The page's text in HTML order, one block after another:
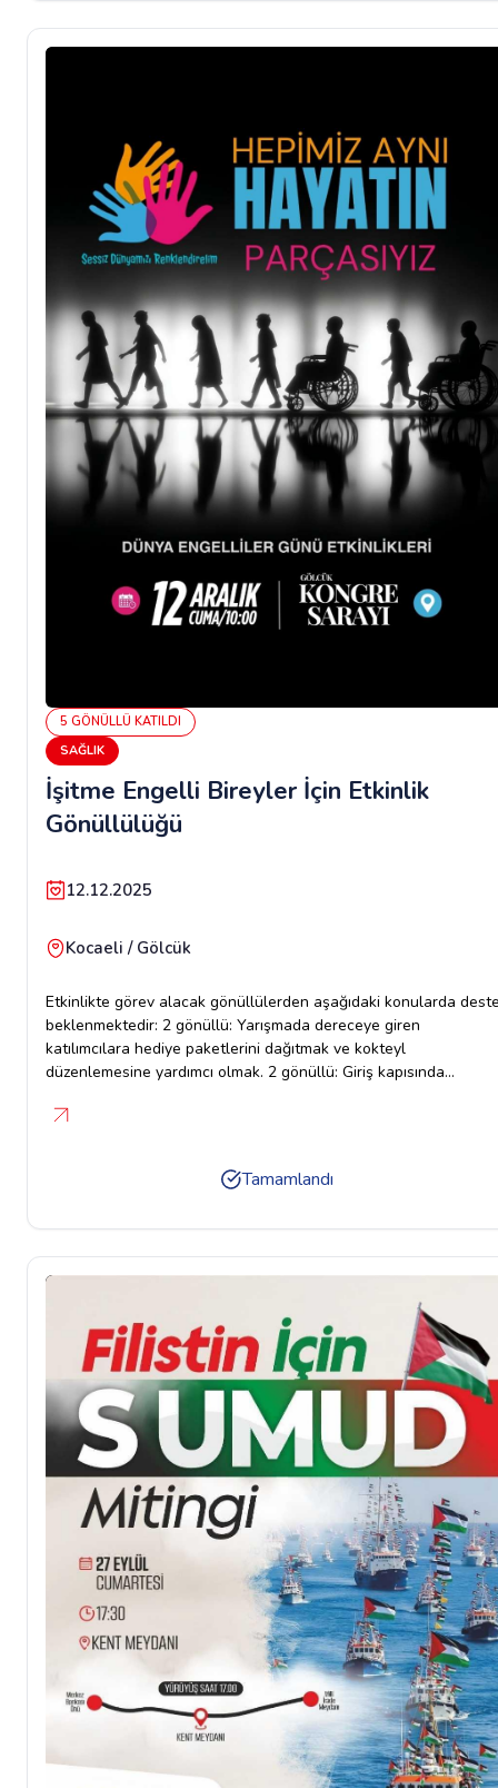
5 GÖNÜLLÜ KATILDI
SAĞLIK
İşitme Engelli Bireyler İçin Etkinlik
Gönüllülüğü
12.12.2025
Kocaeli / Gölcük
Etkinlikte görev alacak gönüllülerden aşağıdaki konularda
beklenmektedir: 2 gönüllü: Yarışmada dereceye giren
katılımcılara hediye paketlerini dağıtmak ve kokteyl
düzenlemesine yardımcı olmak. 2 gönüllü: Giriş kapısında
sanatları atölyesinde kullanılacak malzemelerin düzenlenmesi
bireylerin toplumda daha aktif ve görünür olması için
bu etkinlikte gönüllülerimizin desteği çok kıymetlidir.Ulaşım
sağlayabilirler. Sadece Kadın Gönüllülerimiz katılım sağlayabilir
Tamamlandı